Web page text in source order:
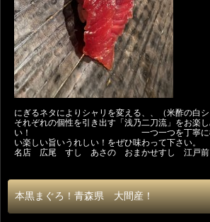
にぎるネタによりシャリを変える、、（米酢の白シ
それぞれの個性を引き出す「浅乃二刀流」をお楽
い！ 一つ一つを丁寧に極めて
い楽しい旨いうれしい！をぜひ味わって
名店 広尾 すし あさの おまかせすし 江戸前
本黒まぐろ！青森県 大間産！